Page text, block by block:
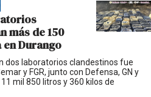
más de 150
Durango
dos laboratorios clandestinos fue
y FGR, junto con Defensa, GN y
mil 850 litros y 360 kilos de